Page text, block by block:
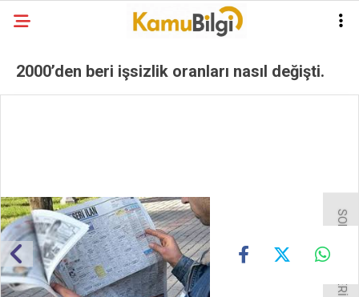
2000’den beri işsizlik oranları nasıl değişti.
SONRAKİ GALERİ